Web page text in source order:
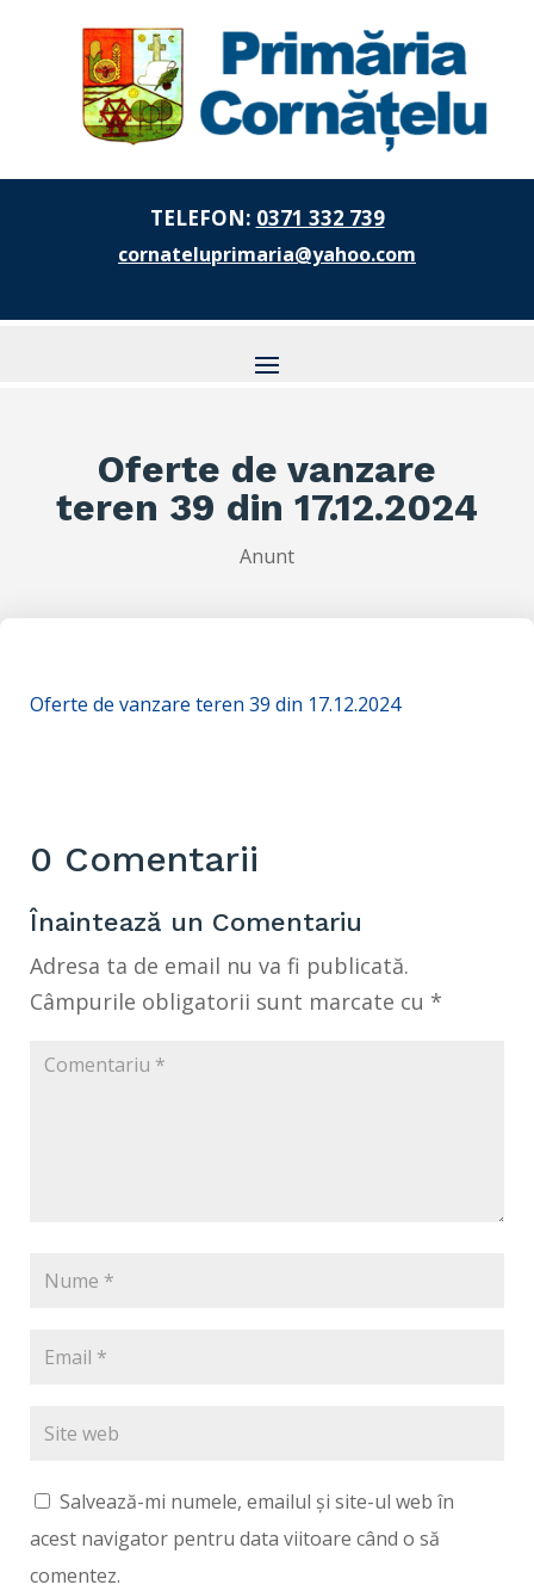
TELEFON: 0371 332 739
cornateluprimaria@yahoo.com
Oferte de vanzare
teren 39 din 17.12.2024
Anunt
Oferte de vanzare teren 39 din 17.12.2024
0 Comentarii
Înaintează un Comentariu
Adresa ta de email nu va fi publicată.
Câmpurile obligatorii sunt marcate cu *
Salvează-mi numele, emailul și site-ul web în
acest navigator pentru data viitoare când o să
comentez.